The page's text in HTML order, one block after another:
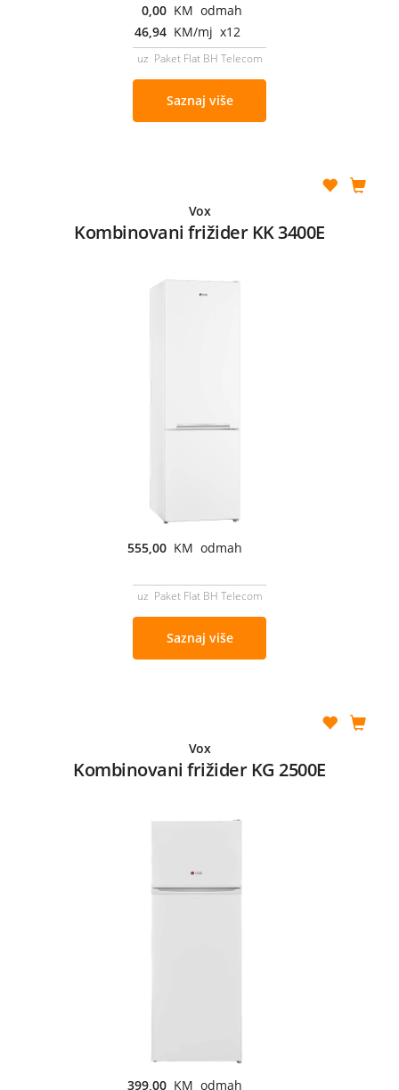
0,00 KM odmah
46,94 KM/mj x12
uz Paket Flat BH Telecom
Saznaj više
Vox
Kombinovani frižider KK 3400E
555,00 KM odmah
uz Paket Flat BH Telecom
Saznaj više
Vox
Kombinovani frižider KG 2500E
399,00 KM odmah